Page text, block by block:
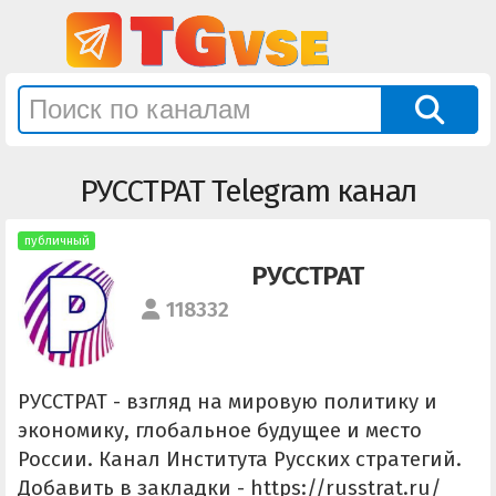
РУССТРАТ Telegram канал
публичный
РУССТРАТ
118332
РУССТРАТ - взгляд на мировую политику и
экономику, глобальное будущее и место
России. Канал Института Русских стратегий.
Добавить в закладки - https://russtrat.ru/